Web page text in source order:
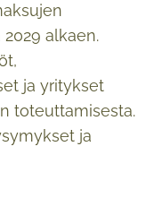
alkaen.
ja yritykset
toteuttamisesta.
ja